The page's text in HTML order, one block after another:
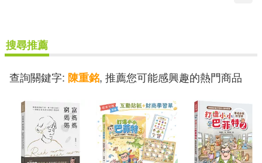
搜尋推薦
查詢關鍵字: 陳重銘, 推薦您可能感興趣的熱門商品